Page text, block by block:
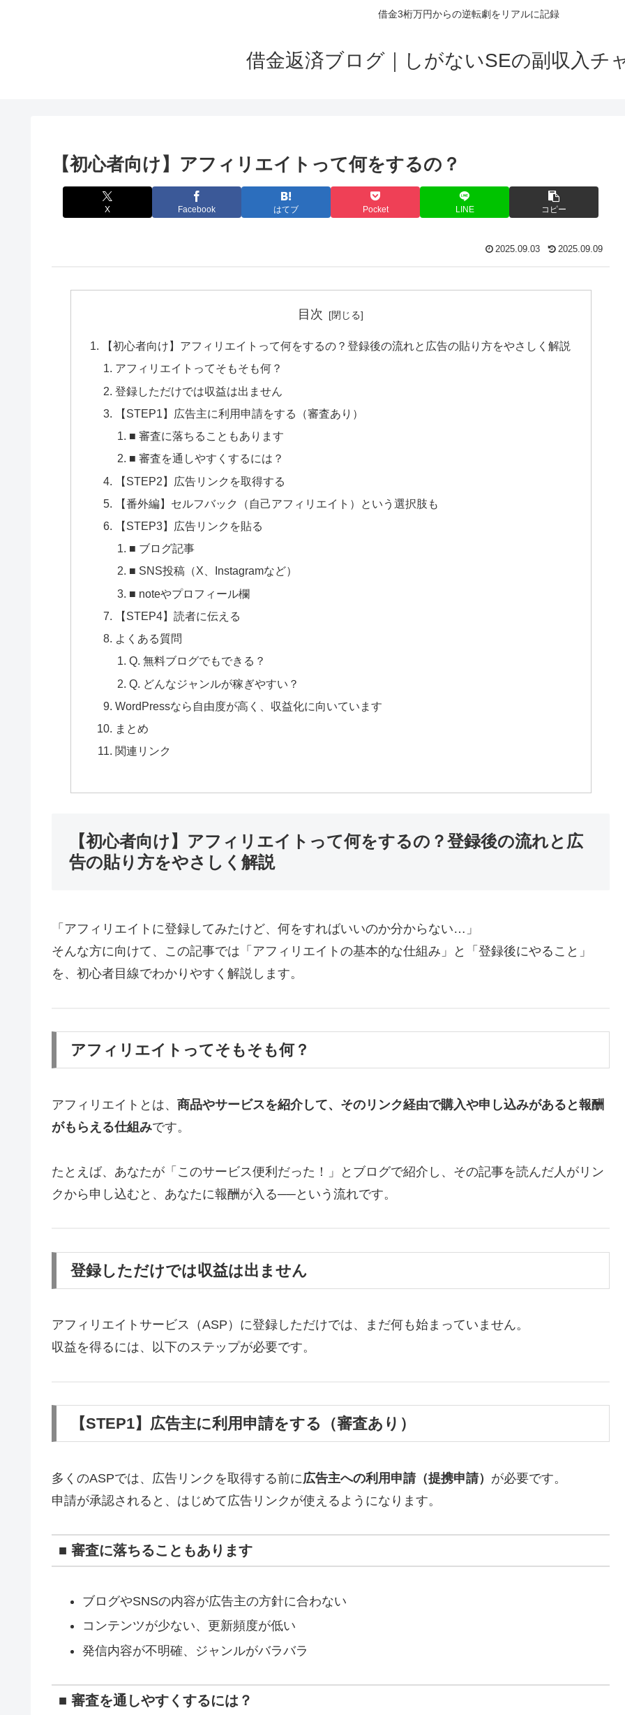
借金3桁万円からの逆転劇をリアルに記録
借金返済ブログ｜しがないSEの副収入チ
【初心者向け】アフィリエイトって何をするの？
X Facebook はてブ Pocket LINE コピー
2025.09.03 2025.09.09
目次
【初心者向け】アフィリエイトって何をするの？登録後の流れと広告の貼り方をやさしく解説
アフィリエイトってそもそも何？
登録しただけでは収益は出ません
【STEP1】広告主に利用申請をする（審査あり）
■ 審査に落ちることもあります
■ 審査を通しやすくするには？
【STEP2】広告リンクを取得する
【番外編】セルフバック（自己アフィリエイト）という選択肢も
【STEP3】広告リンクを貼る
■ ブログ記事
■ SNS投稿（X、Instagramなど）
■ noteやプロフィール欄
【STEP4】読者に伝える
よくある質問
Q. 無料ブログでもできる？
Q. どんなジャンルが稼ぎやすい？
WordPressなら自由度が高く、収益化に向いています
まとめ
関連リンク
【初心者向け】アフィリエイトって何をするの？登録後の流れと広
告の貼り方をやさしく解説
「アフィリエイトに登録してみたけど、何をすればいいのか分からない…」
そんな方に向けて、この記事では「アフィリエイトの基本的な仕組み」と「登録後にやること」
を、初心者目線でわかりやすく解説します。
アフィリエイトってそもそも何？
アフィリエイトとは、 商品やサービスを紹介して、そのリンク経由で購入や申し込みがあると報酬
がもらえる仕組みです。
たとえば、あなたが「このサービス便利だった！」とブログで紹介し、その記事を読んだ人がリン
クから申し込むと、あなたに報酬が入る──という流れです。
登録しただけでは収益は出ません
アフィリエイトサービス（ASP）に登録しただけでは、まだ何も始まっていません。
収益を得るには、以下のステップが必要です。
【STEP1】広告主に利用申請をする（審査あり）
多くのASPでは、広告リンクを取得する前に 広告主への利用申請（提携申請） が必要です。
申請が承認されると、はじめて広告リンクが使えるようになります。
■ 審査に落ちることもあります
ブログやSNSの内容が広告主の方針に合わない
コンテンツが少ない、更新頻度が低い
発信内容が不明確、ジャンルがバラバラ
■ 審査を通しやすくするには？